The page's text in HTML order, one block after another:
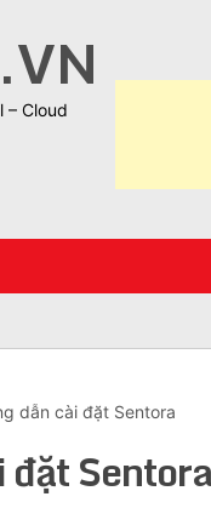
– Cloud
dẫn cài đặt Sentora
Sentora